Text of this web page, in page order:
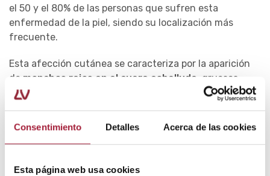
Consentimiento Detalles Acerca de las cookies
Esta página web usa cookies
el 50 y el 80% de las personas que sufren esta
enfermedad de la piel, siendo su localización más
frecuente.
Esta afección cutánea se caracteriza por la aparición
de manchas rojas en el cuero cabelludo,
gruesas,
cubiertas de escamas plateadas y que pican, junto a
Ladermatitis seborreica y la psoriasispueden
confundirse porque comparten algunos síntomas.